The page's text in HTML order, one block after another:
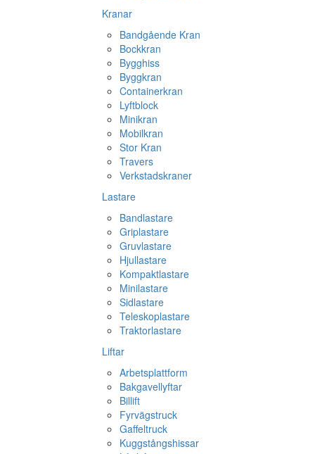
Kranar
Bandgående Kran
Bockkran
Bygghiss
Byggkran
Containerkran
Lyftblock
Minikran
Mobilkran
Stor Kran
Travers
Verkstadskraner
Lastare
Bandlastare
Griplastare
Gruvlastare
Hjullastare
Kompaktlastare
Minilastare
Sidlastare
Teleskoplastare
Traktorlastare
Liftar
Arbetsplattform
Bakgavellyftar
Billift
Fyrvägstruck
Gaffeltruck
Kuggstångshissar